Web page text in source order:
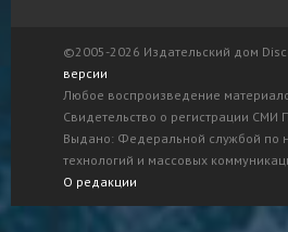
©2005-2026 Издательский дом
версии
Любое воспроизведение
Свидетельство о регистрации
Выдано: Федеральной службой по
технологий и массовых
О редакции